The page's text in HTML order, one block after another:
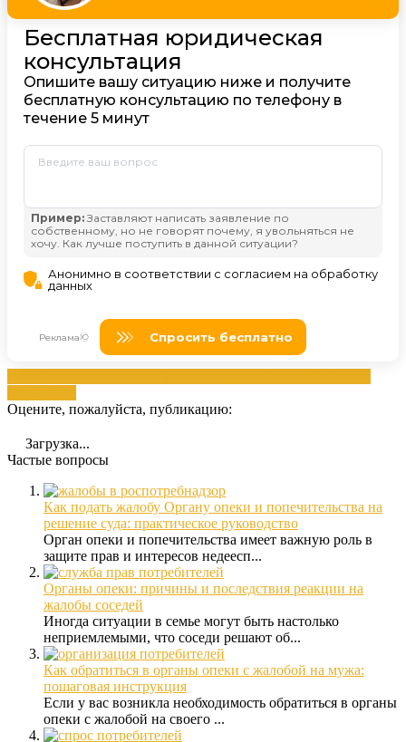
Оцените, пожалуйста, публикацию:
Загрузка...
Частые вопросы
Как подать жалобу Органу опеки и попечительства на
решение суда: практическое руководство
Орган опеки и попечительства имеет важную роль в
защите прав и интересов недеесп...
Органы опеки: причины и последствия реакции на
жалобы соседей
Иногда ситуации в семье могут быть настолько
неприемлемыми, что соседи решают об...
Как обратиться в органы опеки с жалобой на мужа:
пошаговая инструкция
Если у вас возникла необходимость обратиться в органы
опеки с жалобой на своего ...